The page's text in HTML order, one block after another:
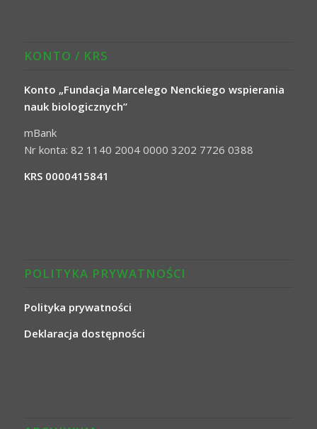
KONTO / KRS
Konto „Fundacja Marcelego Nenckiego wspierania
nauk biologicznych”
mBank
Nr konta: 82 1140 2004 0000 3202 7726 0388
KRS 0000415841
POLITYKA PRYWATNOŚCI
Polityka prywatności
Deklaracja dostępności